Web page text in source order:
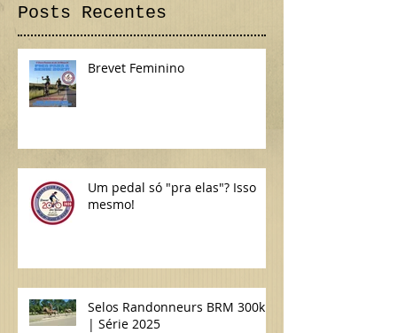
Posts Recentes
Brevet Feminino
Um pedal só "pra elas"? Isso
mesmo!
Selos Randonneurs BRM 300km
| Série 2025